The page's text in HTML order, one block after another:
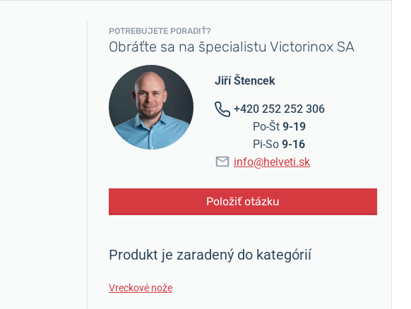
POTREBUJETE PORADIŤ?
Obráťte sa na špecialistu Victorinox SA
Jiří Štencek
+420 252 252 306
Po-Št 9-19
Pi-So 9-16
info@helveti.sk
Položiť otázku
Produkt je zaradený do kategórií
Vreckové nože